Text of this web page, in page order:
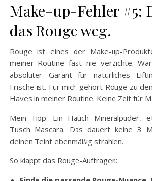
Make-up-Fehler #5:
das Rouge weg.
Rouge ist eines der Make-up-
meiner Routine fast nie verzichte.
absoluter Garant für natürliches
Frische ist. Für mich gehört Rouge zu
Haves in meiner Routine. Keine Zeit für
Mein Tipp: Ein Hauch Mineralpuder,
Tusch Mascara. Das dauert keine 3
deinen Teint ebenmäßig strahlen.
So klappt das Rouge-Auftragen: